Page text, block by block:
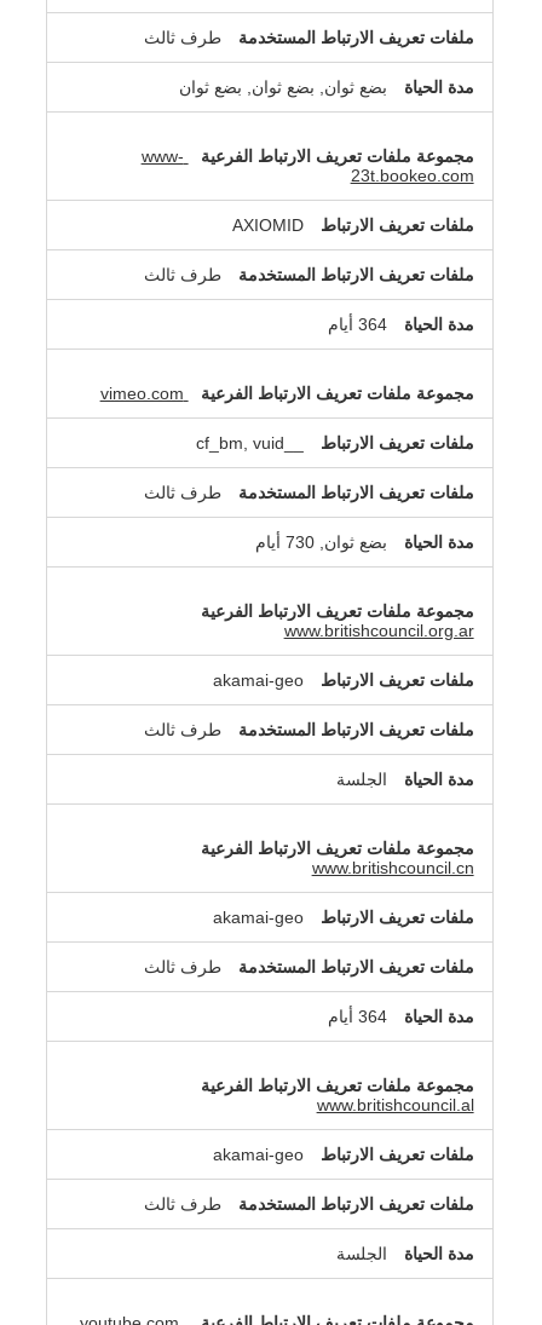
طرف ثالث
بضع ثوان, بضع ثوان, بضع ثوان
www-
23t.bookeo.com
AXIOMID
طرف ثالث
364 أيام
طرف ثالث
بضع ثوان, 730 أيام
www.britishcouncil.org.ar
akamai-geo
طرف ثالث
الجلسة
www.britishcouncil.cn
akamai-geo
طرف ثالث
364 أيام
www.britishcouncil.al
akamai-geo
طرف ثالث
الجلسة